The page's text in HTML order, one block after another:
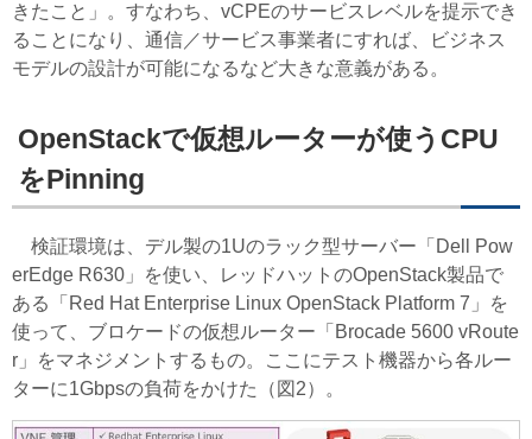
きたこと」。すなわち、vCPEのサービスレベルを提示でき
ることになり、通信／サービス事業者にすれば、ビジネス
モデルの設計が可能になるなど大きな意義がある。
OpenStackで仮想ルーターが使うCPU
をPinning
検証環境は、デル製の1Uのラック型サーバー「Dell Pow
erEdge R630」を使い、レッドハットのOpenStack製品で
ある「Red Hat Enterprise Linux OpenStack Platform 7」を
使って、ブロケードの仮想ルーター「Brocade 5600 vRoute
r」をマネジメントするもの。ここにテスト機器から各ルー
ターに1Gbpsの負荷をかけた（図2）。